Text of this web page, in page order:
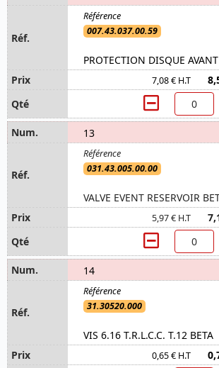
007.43.037.00.59
PROTECTION DISQUE
7,08 € H.T
13
031.43.005.00.00
VALVE EVENT RESERVOIR
5,97 € H.T
14
31.30520.000
VIS 6.16 T.R.L.C.C. T.12 BETA
0,65 € H.T